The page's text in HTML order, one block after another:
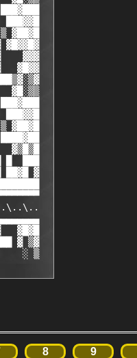
▓▓▓
▓█▓▓
█  ███
██▓█ ▓
..\..\..
▓█▓█
▓ ▒▓
░ ▒
8 9